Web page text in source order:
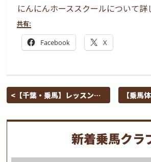
にんにんホーススクールについて詳
共有:
Facebook X
【千葉・乗馬】レッスン
できる！イチオシ・ENJOY
コース（場内20分・外乗20
【乗馬
ーは優
んにお
マーケ
し体験！
新着乗馬クラ